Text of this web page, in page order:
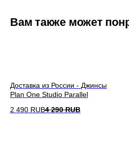
Вам также может
Доставка из России - Джинсы
Plan One Studio Parallel
2 490 RUB4 290 RUB